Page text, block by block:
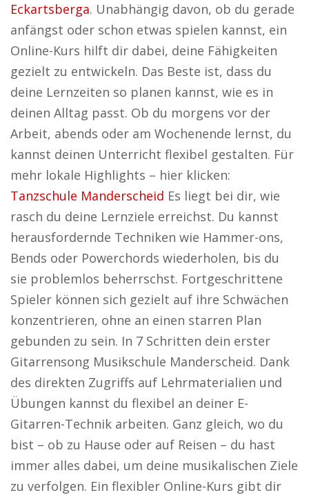
Eckartsberga. Unabhängig davon, ob du gerade
anfängst oder schon etwas spielen kannst, ein
Online-Kurs hilft dir dabei, deine Fähigkeiten
gezielt zu entwickeln. Das Beste ist, dass du
deine Lernzeiten so planen kannst, wie es in
deinen Alltag passt. Ob du morgens vor der
Arbeit, abends oder am Wochenende lernst, du
kannst deinen Unterricht flexibel gestalten. Für
mehr lokale Highlights – hier klicken:
Tanzschule Manderscheid Es liegt bei dir, wie
rasch du deine Lernziele erreichst. Du kannst
herausfordernde Techniken wie Hammer-ons,
Bends oder Powerchords wiederholen, bis du
sie problemlos beherrschst. Fortgeschrittene
Spieler können sich gezielt auf ihre Schwächen
konzentrieren, ohne an einen starren Plan
gebunden zu sein. In 7 Schritten dein erster
Gitarrensong Musikschule Manderscheid. Dank
des direkten Zugriffs auf Lehrmaterialien und
Übungen kannst du flexibel an deiner E-
Gitarren-Technik arbeiten. Ganz gleich, wo du
bist – ob zu Hause oder auf Reisen – du hast
immer alles dabei, um deine musikalischen Ziele
zu verfolgen. Ein flexibler Online-Kurs gibt dir